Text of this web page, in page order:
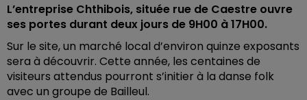
L’entreprise Chthibois, située rue de Caestre ouvre
ses portes durant deux jours de 9H00 à 17H00.
Sur le site, un marché local d’environ quinze exposants
sera à découvrir. Cette année, les centaines de
visiteurs attendus pourront s’initier à la danse folk
avec un groupe de Bailleul.